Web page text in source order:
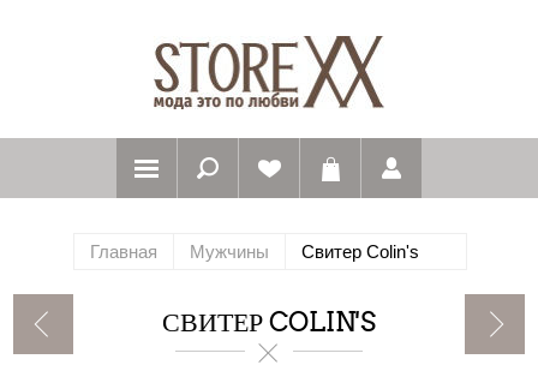
Главная Мужчины Свитер Colin's
СВИТЕР COLIN'S